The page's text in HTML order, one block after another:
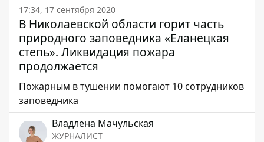
17:34, 17 сентября 2020
В Николаевской области горит часть
природного заповедника «Еланецкая
степь». Ликвидация пожара
продолжается
Пожарным в тушении помогают 10 сотрудников
заповедника
Владлена Мачульская
ЖУРНАЛИСТ